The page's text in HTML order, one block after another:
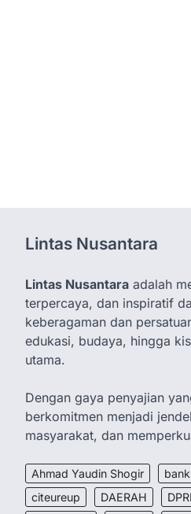
Lintas Nusantara
Lintas Nusantara adalah
terpercaya, dan inspiratif
keberagaman dan
edukasi, budaya, hingga
utama.
Dengan gaya penyajian
berkomitmen menjadi
masyarakat, dan
Ahmad Yaudin Shogir
citeureup
DAERAH